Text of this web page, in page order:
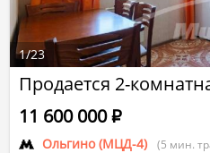
Продается 2-
Ольгино (МЦД-4) (5 мин.
11 600 000Р
1/23